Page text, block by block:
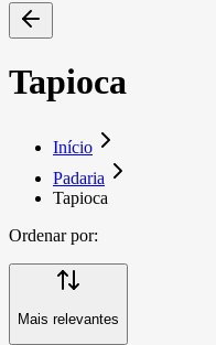
Tapioca
Início
Padaria
Tapioca
Ordenar por:
Mais relevantes